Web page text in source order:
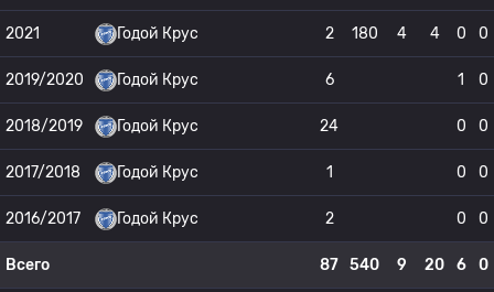
2021 Годой Крус 2 180 4 4 0 0
2019/2020 Годой Крус 6 1 0
2018/2019 Годой Крус 24 0 0
2017/2018 Годой Крус 1 0 0
2016/2017 Годой Крус 2 0 0
Всего 87 540 9 20 6 0